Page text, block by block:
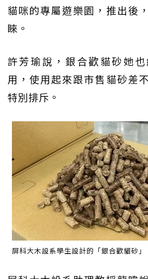
貓咪的專屬遊樂園，推出後
睞。
許芳瑜說，銀合歡貓砂她
用，使用起來跟市售貓砂差
特別排斥。
屏科大木設系學生設計的「銀合歡貓砂